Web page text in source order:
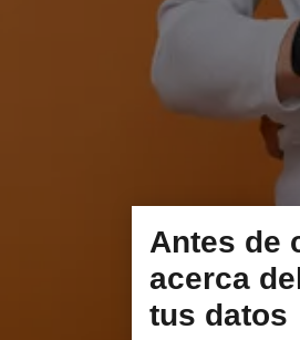
Antes de
acerca
tus datos